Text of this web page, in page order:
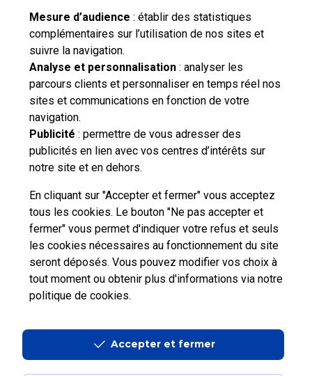
Mesure d’audience : établir des statistiques
complémentaires sur l’utilisation de nos sites et
suivre la navigation.
Analyse et personnalisation : analyser les
parcours clients et personnaliser en temps réel nos
sites et communications en fonction de votre
navigation.
Publicité : permettre de vous adresser des
publicités en lien avec vos centres d’intérêts sur
notre site et en dehors.
En cliquant sur "Accepter et fermer" vous acceptez
tous les cookies. Le bouton "Ne pas accepter et
fermer" vous permet d'indiquer votre refus et seuls
les cookies nécessaires au fonctionnement du site
seront déposés. Vous pouvez modifier vos choix à
tout moment ou obtenir plus d'informations via notre
politique de cookies.
Accepter et fermer
Besoin d'aide complémentaire ?
Vous n'avez pas trouvé de solution parmi nos FAQs,
vous souhaitez nous contacter ou déposer une
réclamation ?
contacter
Professionnels Entreprises et Collectivités